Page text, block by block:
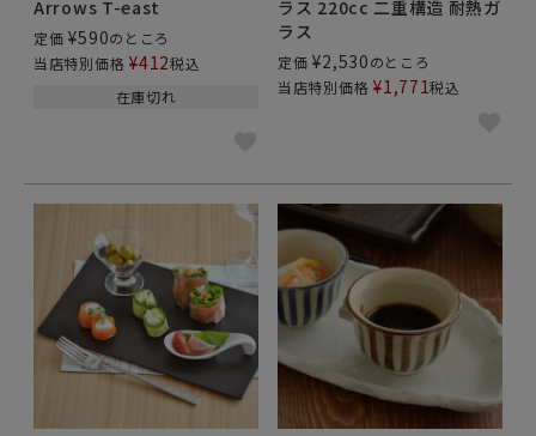
Arrows T-east
定価 ¥590のところ
当店特別価格 ¥412税込
在庫切れ
ラス 220cc 二重構造 耐熱ガ
ラス
定価 ¥2,530のところ
当店特別価格 ¥1,771税込